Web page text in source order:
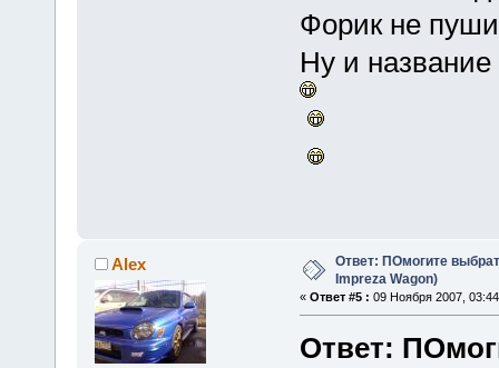
Форик не
Ну и
Alex
Ответ: ПОмогите
Impreza Wagon)
« Ответ #5 : 09 Ноября 2007,
Ответ: